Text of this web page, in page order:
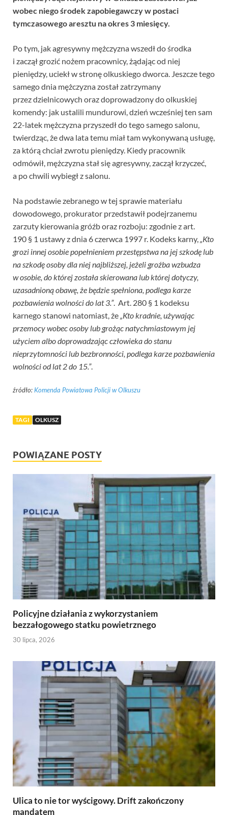
wobec niego środek zapobiegawczy w postaci
tymczasowego aresztu na okres 3 miesięcy.
Po tym, jak agresywny mężczyzna wszedł do środka
i zaczął grozić nożem pracownicy, żądając od niej
pieniędzy, uciekł w stronę olkuskiego dworca. Jeszcze tego
samego dnia mężczyzna został zatrzymany
przez dzielnicowych oraz doprowadzony do olkuskiej
komendy: jak ustalili mundurowi, dzień wcześniej ten sam
22-latek mężczyzna przyszedł do tego samego salonu,
twierdząc, że dwa lata temu miał tam wykonywaną usługę,
za którą chciał zwrotu pieniędzy. Kiedy pracownik
odmówił, mężczyzna stał się agresywny, zaczął krzyczeć,
a po chwili wybiegł z salonu.
Na podstawie zebranego w tej sprawie materiału
dowodowego, prokurator przedstawił podejrzanemu
zarzuty kierowania gróźb oraz rozboju: zgodnie z art.
190 § 1 ustawy z dnia 6 czerwca 1997 r. Kodeks karny, „Kto
grozi innej osobie popełnieniem przestępstwa na jej szkodę lub
na szkodę osoby dla niej najbliższej, jeżeli groźba wzbudza
w osobie, do której została skierowana lub której dotyczy,
uzasadnioną obawę, że będzie spełniona, podlega karze
pozbawienia wolności do lat 3.”. Art. 280 § 1 kodeksu
karnego stanowi natomiast, że „Kto kradnie, używając
przemocy wobec osoby lub grożąc natychmiastowym jej
użyciem albo doprowadzając człowieka do stanu
nieprzytomności lub bezbronności, podlega karze pozbawienia
wolności od lat 2 do 15.”.
źródło: Komenda Powiatowa Policji w Olkuszu
TAGI OLKUSZ
POWIĄZANE POSTY
Policyjne działania z wykorzystaniem
bezzałogowego statku powietrznego
30 lipca, 2026
Ulica to nie tor wyścigowy. Drift zakończony
mandatem